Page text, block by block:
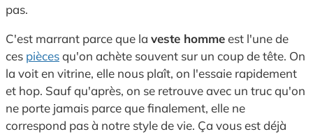
pas.
C'est marrant parce que la veste hommeest l'une de
ces piècesqu'on achète souvent sur un coup de tête. On
la voit en vitrine, elle nous plaît, on l'essaie rapidement
et hop. Sauf qu'après, on se retrouve avec un truc qu'on
ne porte jamais parce que finalement, elle ne
correspond pas à notre style de vie. Ça vous est déjà